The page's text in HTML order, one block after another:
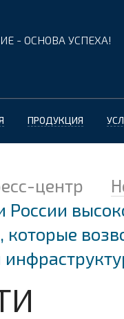
- ОСНОВА УСПЕХА!
ПРОДУКЦИЯ
центр
России
которые